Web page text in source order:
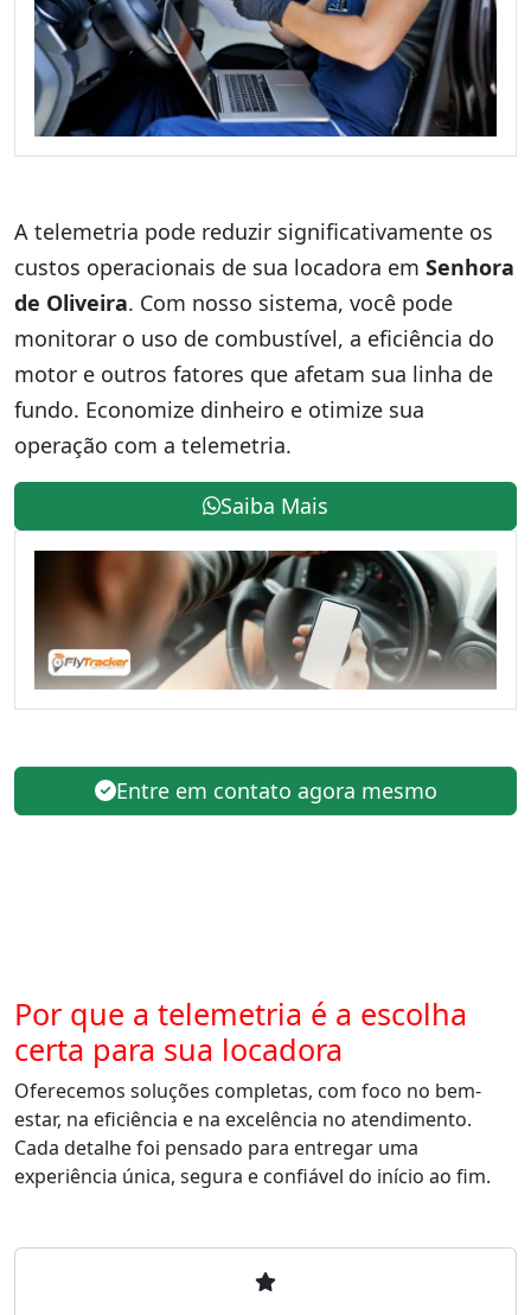
A telemetria pode reduzir significativamente os
custos operacionais de sua locadora em Senhora
de Oliveira. Com nosso sistema, você pode
monitorar o uso de combustível, a eficiência do
motor e outros fatores que afetam sua linha de
fundo. Economize dinheiro e otimize sua
operação com a telemetria.
Saiba Mais
Entre em contato agora mesmo
Por que a telemetria é a escolha
certa para sua locadora
Oferecemos soluções completas, com foco no bem-
estar, na eficiência e na excelência no atendimento.
Cada detalhe foi pensado para entregar uma
experiência única, segura e confiável do início ao fim.